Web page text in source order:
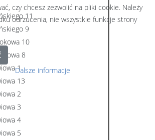
11
9
10
8
1
13
2
3
4
5
czy chcesz zezwolić na pliki cookie. Należy
odrzucenia, nie wszystkie funkcje strony
Dalsze informacje